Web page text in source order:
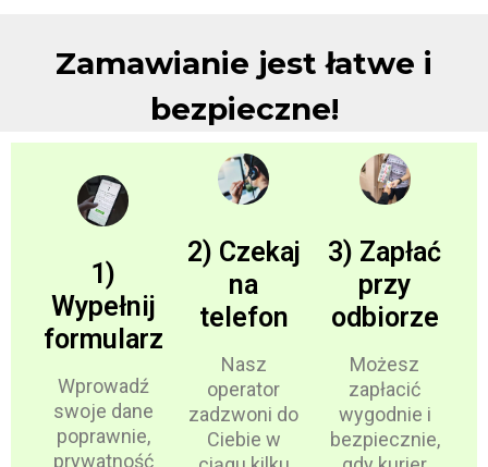
Zamawianie jest łatwe i
bezpieczne!
1)
Wypełnij
formularz
Wprowadź
swoje dane
poprawnie,
prywatność
2) Czekaj
na
telefon
Nasz
operator
zadzwoni do
Ciebie w
3) Zapłać
przy
odbiorze
Możesz
zapłacić
wygodnie i
bezpiecznie,